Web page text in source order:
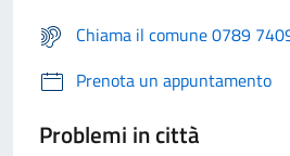
Chiama il comune 0789
Prenota un appuntamento
Problemi in città